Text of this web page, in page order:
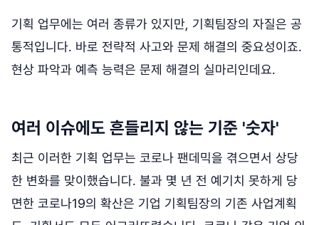
기획 업무에는 여러 종류가 있지만, 기획팀장의 자질은 공
통적입니다. 바로 전략적 사고와 문제 해결의 중요성이죠.
현상 파악과 예측 능력은 문제 해결의 실마리인데요.
여러 이슈에도 흔들리지 않는 기준 '숫자'
최근 이러한 기획 업무는 코로나 팬데믹을 겪으면서 상당
한 변화를 맞이했습니다. 불과 몇 년 전 예기치 못하게 당
면한 코로나19의 확산은 기업 기획팀장의 기존 사업계획